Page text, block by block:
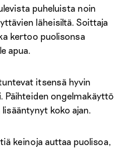
puheluista noin
läheisiltä. Soittaja
kertoo puolisonsa
apua.
itsensä hyvin
Päihteiden ongelmakäyttö
koko ajan.
keinoja auttaa puolisoa,